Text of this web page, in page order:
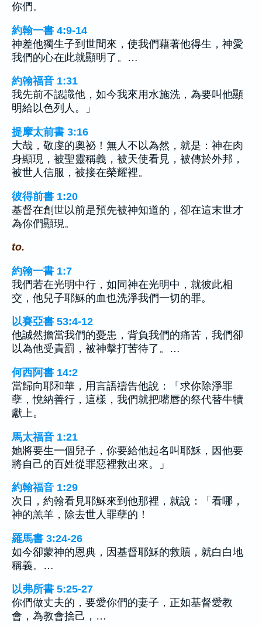
你們。
約翰一書 4:9-14
神差他獨生子到世間來，使我們藉著他得生，神愛
我們的心在此就顯明了。…
約翰福音 1:31
我先前不認識他，如今我來用水施洗，為要叫他顯
明給以色列人。」
提摩太前書 3:16
大哉，敬虔的奧祕！無人不以為然，就是：神在肉
身顯現，被聖靈稱義，被天使看見，被傳於外邦，
被世人信服，被接在榮耀裡。
彼得前書 1:20
基督在創世以前是預先被神知道的，卻在這末世才
為你們顯現。
to.
約翰一書 1:7
我們若在光明中行，如同神在光明中，就彼此相
交，他兒子耶穌的血也洗淨我們一切的罪。
以賽亞書 53:4-12
他誠然擔當我們的憂患，背負我們的痛苦，我們卻
以為他受責罰，被神擊打苦待了。…
何西阿書 14:2
當歸向耶和華，用言語禱告他說：「求你除淨罪
孽，悅納善行，這樣，我們就把嘴唇的祭代替牛犢
獻上。
馬太福音 1:21
她將要生一個兒子，你要給他起名叫耶穌，因他要
將自己的百姓從罪惡裡救出來。」
約翰福音 1:29
次日，約翰看見耶穌來到他那裡，就說：「看哪，
神的羔羊，除去世人罪孽的！
羅馬書 3:24-26
如今卻蒙神的恩典，因基督耶穌的救贖，就白白地
稱義。…
以弗所書 5:25-27
你們做丈夫的，要愛你們的妻子，正如基督愛教
會，為教會捨己，…